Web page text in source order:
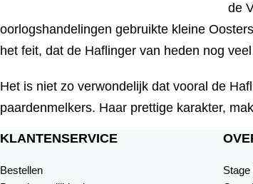
de
oorlogshandelingen gebruikte kleine
het feit, dat de Haflinger van heden nog
Het is niet zo verwondelijk dat vooral de
paardenmelkers. Haar prettige karakter,
KLANTENSERVICE
Bestellen
Stage